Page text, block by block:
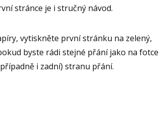
stránce je i stručný návod.
vytiskněte první stránku na zelený,
byste rádi stejné přání jako na fotce
i zadní) stranu přání.